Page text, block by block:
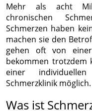
Mehr als acht
chronischen
Schmerzen haben
machen sie den
gehen oft von
bekommen trotzdem
einer
Schmerzklinik möglich.
Was ist